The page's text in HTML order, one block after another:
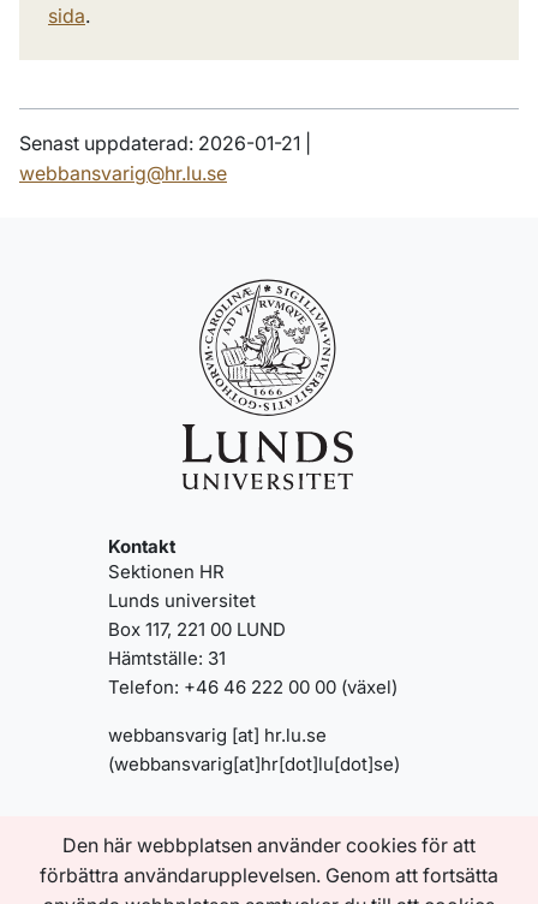
Den här webbplatsen använder cookies för att
förbättra användarupplevelsen. Genom att fortsätta
sida.
Senast uppdaterad: 2026-01-21 |
webbansvarig@hr.lu.se
Kontakt
Sektionen HR
Lunds universitet
Box 117, 221 00 LUND
Hämtställe: 31
Telefon: +46 46 222 00 00 (växel)
webbansvarig [at] hr.lu.se
(webbansvarig[at]hr[dot]lu[dot]se)
Genvägar
Om den här webbplatsen